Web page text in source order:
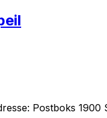
Postboks